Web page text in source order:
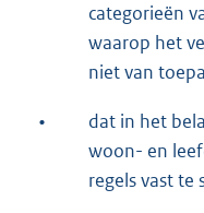
categorieën
waarop het
niet van
•
dat in het
woon- en
regels vast te